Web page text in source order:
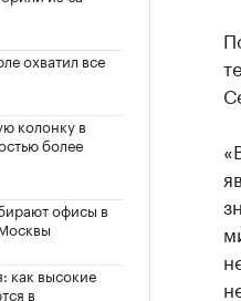
охватил все
колонку в
более
офисы в
как высокие
в